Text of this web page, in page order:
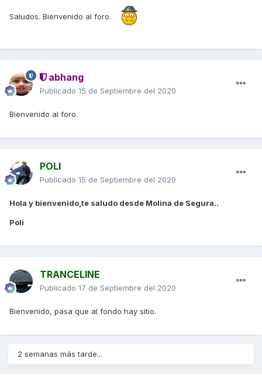
Saludos. Bienvenido al foro.
abhang
Publicado 15 de Septiembre del 2020
Bienvenido al foro.
POLI
Publicado 15 de Septiembre del 2020
Hola y bienvenido,te saludo desde Molina de Segura..
Poli
TRANCELINE
Publicado 17 de Septiembre del 2020
Bienvenido, pasa que al fondo hay sitio.
2 semanas más tarde...